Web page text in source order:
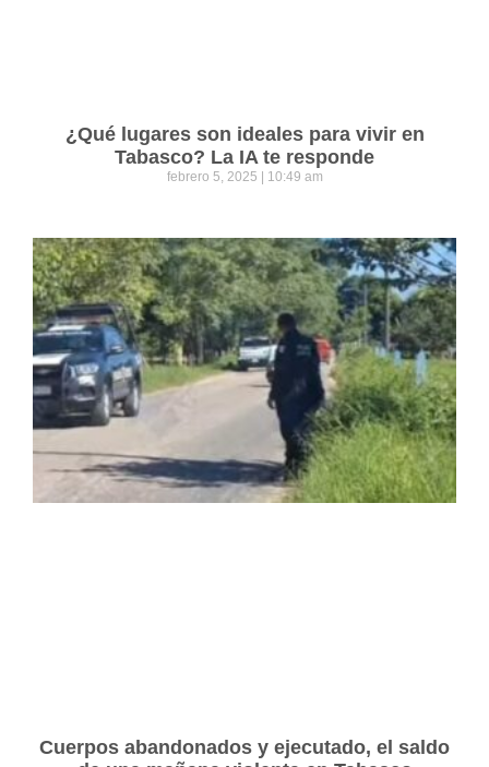
¿Qué lugares son ideales para vivir en
Tabasco? La IA te responde
febrero 5, 2025 10:49 am
Cuerpos abandonados y ejecutado, el saldo